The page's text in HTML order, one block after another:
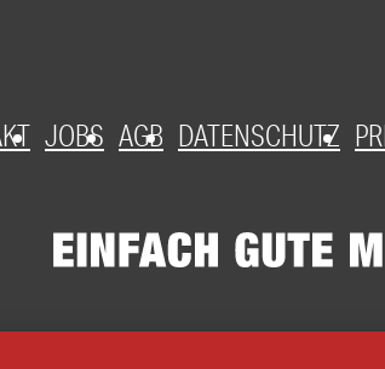
JOBS AGB DATENSCHUTZ